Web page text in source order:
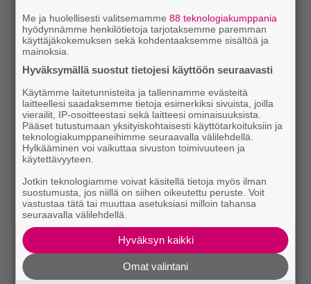
Me ja huolellisesti valitsemamme88 teknologiakumppania
hyödynnämme henkilötietoja tarjotaksemme paremman
käyttäjäkokemuksen sekä kohdentaaksemme sisältöä ja
mainoksia.
Hyväksymällä suostut tietojesi käyttöön seuraavasti
Käytämme laitetunnisteita ja tallennamme evästeitä
laitteellesi saadaksemme tietoja esimerkiksi sivuista, joilla
vierailit, IP-osoitteestasi sekä laitteesi ominaisuuksista.
Pääset tutustumaan yksityiskohtaisesti käyttötarkoituksiin ja
teknologiakumppaneihimme seuraavalla välilehdellä.
Hylkääminen voi vaikuttaa sivuston toimivuuteen ja
käytettävyyteen.
Jotkin teknologiamme voivat käsitellä tietoja myös ilman
suostumusta, jos niillä on siihen oikeutettu peruste. Voit
vastustaa tätä tai muuttaa asetuksiasi milloin tahansa
seuraavalla välilehdellä.
Hyväksyn kaikki
Omat valintani